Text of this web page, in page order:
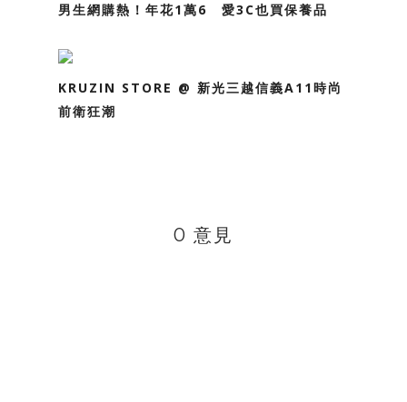
男生網購熱！年花1萬6 愛3C也買保養品
KRUZIN STORE @ 新光三越信義A11時尚
前衛狂潮
0 意見